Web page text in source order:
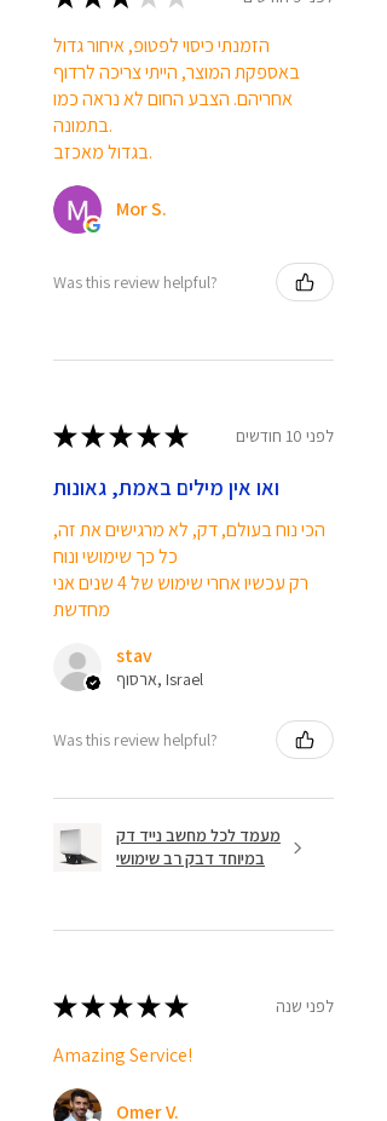
הזמנתי כיסוי לפטופ, איחור גדול
באספקת המוצר, הייתי צריכה לרדוף
אחריהם. הצבע החום לא נראה כמו
בתמונה.
בגדול מאכזב.
Mor S.
Was this review helpful?
★★★★★ לפני 10 חודשים
ואו אין מילים באמת, גאונות
הכי נוח בעולם, דק, לא מרגישים את זה,
כל כך שימושי ונוח
רק עכשיו אחרי שימוש של 4 שנים אני
מחדשת
stav
ארסוף, Israel
Was this review helpful?
מעמד לכל מחשב נייד דק
במיוחד דבק רב שימושי
★★★★★ לפני שנה
Amazing Service!
Omer V.